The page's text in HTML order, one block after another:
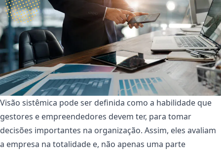
Visão sistêmica pode ser definida como a habilidade que
gestores e empreendedores devem ter, para tomar
decisões importantes na organização. Assim, eles avaliam
a empresa na totalidade e, não apenas uma parte